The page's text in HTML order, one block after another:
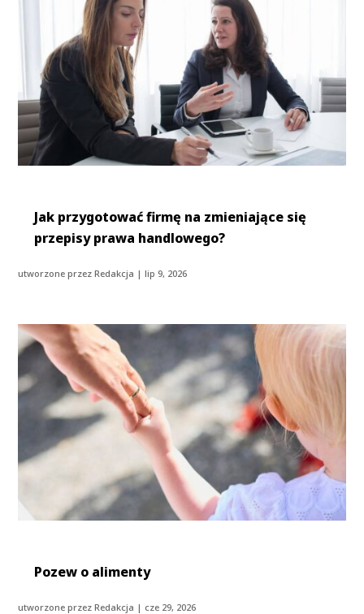
Jak przygotować firmę na zmieniające się
przepisy prawa handlowego?
utworzone przezRedakcja |lip 9, 2026
Pozew o alimenty
utworzone przezRedakcja | cze 29, 2026